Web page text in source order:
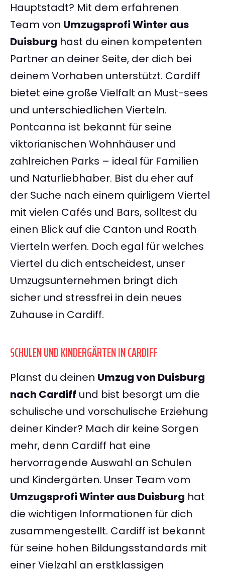
Hauptstadt? Mit dem erfahrenen
Team von Umzugsprofi Winter aus
Duisburg hast du einen kompetenten
Partner an deiner Seite, der dich bei
deinem Vorhaben unterstützt. Cardiff
bietet eine große Vielfalt an Must-sees
und unterschiedlichen Vierteln.
Pontcanna ist bekannt für seine
viktorianischen Wohnhäuser und
zahlreichen Parks – ideal für Familien
und Naturliebhaber. Bist du eher auf
der Suche nach einem quirligem Viertel
mit vielen Cafés und Bars, solltest du
einen Blick auf die Canton und Roath
Vierteln werfen. Doch egal für welches
Viertel du dich entscheidest, unser
Umzugsunternehmen bringt dich
sicher und stressfrei in dein neues
Zuhause in Cardiff.
SCHULEN UND KINDERGÄRTEN IN CARDIFF
Planst du deinen Umzug von Duisburg
nach Cardiff und bist besorgt um die
schulische und vorschulische Erziehung
deiner Kinder? Mach dir keine Sorgen
mehr, denn Cardiff hat eine
hervorragende Auswahl an Schulen
und Kindergärten. Unser Team vom
Umzugsprofi Winter aus Duisburg hat
die wichtigen Informationen für dich
zusammengestellt. Cardiff ist bekannt
für seine hohen Bildungsstandards mit
einer Vielzahl an erstklassigen